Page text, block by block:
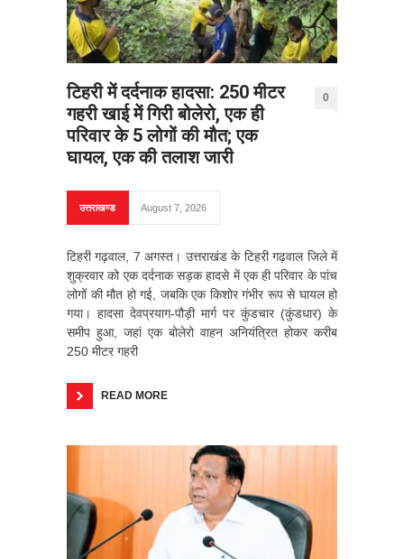
टिहरी में दर्दनाक हादसा: 250 मीटर
गहरी खाई में गिरी बोलेरो, एक ही
परिवार के 5 लोगों की मौत; एक
घायल, एक की तलाश जारी
0
उत्तराखण्ड August 7, 2026
टिहरी गढ़वाल, 7 अगस्त। उत्तराखंड के टिहरी गढ़वाल जिले में
शुक्रवार को एक दर्दनाक सड़क हादसे में एक ही परिवार के पांच
लोगों की मौत हो गई, जबकि एक किशोर गंभीर रूप से घायल हो
गया। हादसा देवप्रयाग-पौड़ी मार्ग पर कुंडचार (कुंडधार) के
समीप हुआ, जहां एक बोलेरो वाहन अनियंत्रित होकर करीब
250 मीटर गहरी
READ MORE